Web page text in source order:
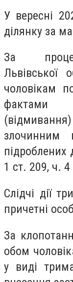
У вересні
ділянку за
За
Львівської
чоловікам
фактами
злочинним
підроблених
1 ст. 209, ч.
Слідчі дії
причетні
За
обом
у виді